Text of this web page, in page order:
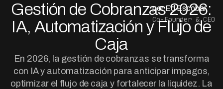
Gestión de Cobranzas 2026:
IA, Automatización y Flujo de
Caja
En 2026, la gestión de cobranzas se transforma
con IA y automatización para anticipar impagos,
optimizar el flujo de caja y fortalecer la liquidez. La
por Ed Escobar
Co-Founder & CEO